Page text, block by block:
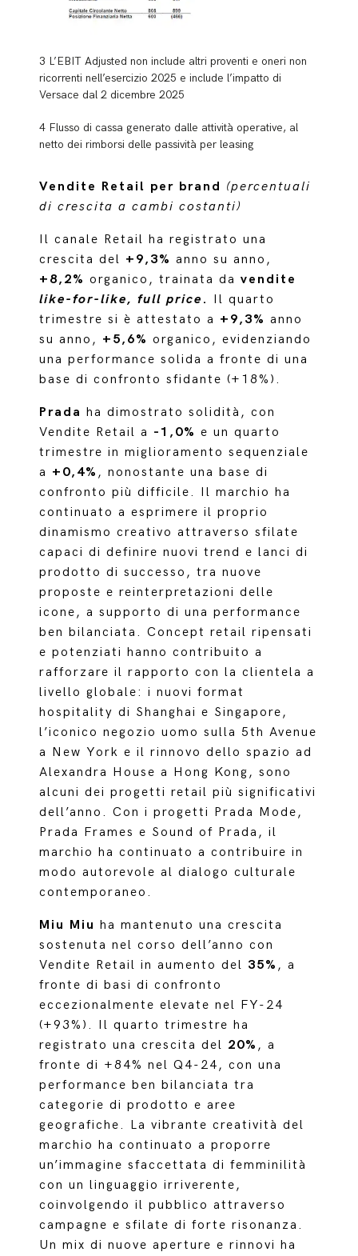
3 L’EBIT Adjusted non include altri proventi e oneri non
ricorrenti nell’esercizio 2025 e include l’impatto di
Versace dal 2 dicembre 2025
4 Flusso di cassa generato dalle attività operative, al
netto dei rimborsi delle passività per leasing
Vendite Retail per brand (percentuali
di crescita a cambi costanti)
Il canale Retail ha registrato una
crescita del +9,3% anno su anno,
+8,2% organico, trainata davendite
like-for-like, full price . Il quarto
trimestre si è attestato a +9,3% anno
su anno, +5,6% organico, evidenziando
una performance solida a fronte di una
base di confronto sfidante (+18%).
Prada ha dimostrato solidità, con
Vendite Retail a -1,0% e un quarto
trimestre in miglioramento sequenziale
a +0,4% , nonostante una base di
confronto più difficile. Il marchio ha
continuato a esprimere il proprio
dinamismo creativo attraverso sfilate
capaci di definire nuovi trend e lanci di
prodotto di successo, tra nuove
proposte e reinterpretazioni delle
icone, a supporto di una performance
ben bilanciata. Concept retail ripensati
e potenziati hanno contribuito a
rafforzare il rapporto con la clientela a
livello globale: i nuovi format
hospitality di Shanghai e Singapore,
l’iconico negozio uomo sulla 5th Avenue
a New York e il rinnovo dello spazio ad
Alexandra House a Hong Kong, sono
alcuni dei progetti retail più significativi
dell’anno. Con i progetti Prada Mode,
Prada Frames e Sound of Prada, il
marchio ha continuato a contribuire in
modo autorevole al dialogo culturale
contemporaneo.
Miu Miu ha mantenuto una crescita
sostenuta nel corso dell’anno con
Vendite Retail in aumento del 35% , a
fronte di basi di confronto
eccezionalmente elevate nel FY-24
(+93%). Il quarto trimestre ha
registrato una crescita del 20% , a
fronte di +84% nel Q4-24, con una
performance ben bilanciata tra
categorie di prodotto e aree
geografiche. La vibrante creatività del
marchio ha continuato a proporre
un’immagine sfaccettata di femminilità
con un linguaggio irriverente,
coinvolgendo il pubblico attraverso
campagne e sfilate di forte risonanza.
Un mix di nuove aperture e rinnovi ha